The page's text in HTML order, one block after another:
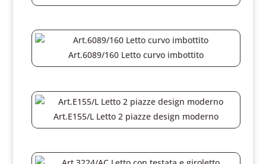
Art.6089/160 Letto curvo imbottito
Art.E155/L Letto 2 piazze design moderno